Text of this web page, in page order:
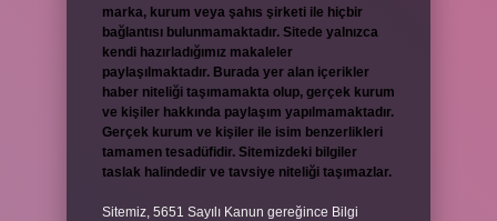
marka, kurum veya şahıs şirketi ile hiçbir
bağlantısı bulunmamaktadır. Sitede yalnızca
kendi hazırladığımız makaleler
paylaşılmaktadır. Burada yer alan içerikler
haber niteliği taşımamakta olup, gerçek kurum
ve kişiler hakkında paylaşım yapılmamaktadır.
Gerçek kurum ve kişiler ile isim benzerlikleri
tamamen tesadüfidir. Sitemizdeki bilgiler
taslak halindedir ve tavsiye niteliği taşımazlar.
Sitemiz, 5651 Sayılı Kanun gereğince Bilgi